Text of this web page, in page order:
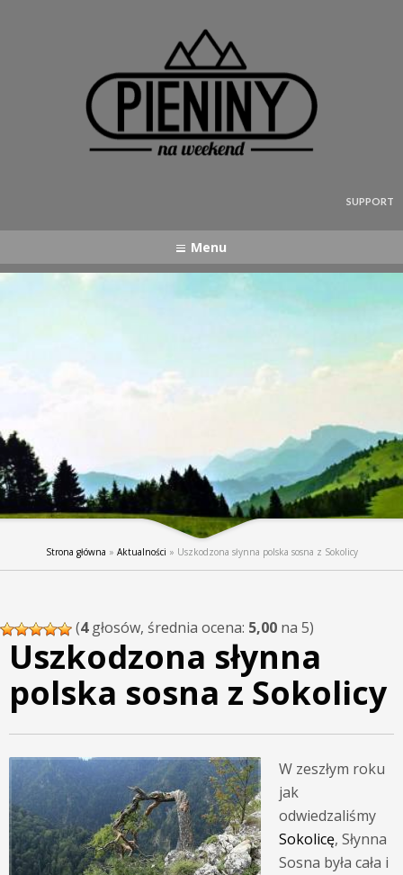
SUPPORT
Menu
Strona główna » Aktualności » Uszkodzona słynna polska sosna z Sokolicy
(4głosów, średnia ocena: 5,00 na 5)
Uszkodzona słynna
polska sosna z Sokolicy
W zeszłym roku
jak
odwiedzaliśmy
Sokolicę, Słynna
Sosna była cała i